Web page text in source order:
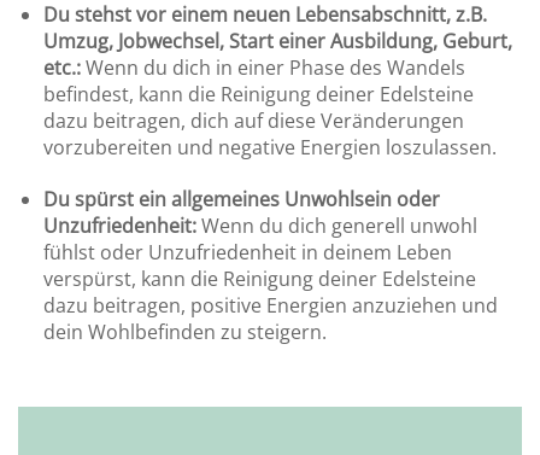
Du stehst vor einem neuen Lebensabschnitt, z.B.
Umzug, Jobwechsel, Start einer Ausbildung, Geburt,
etc.:Wenn du dich in einer Phase des Wandels
befindest, kann die Reinigung deiner Edelsteine
dazu beitragen, dich auf diese Veränderungen
vorzubereiten und negative Energien loszulassen.
Du spürst ein allgemeines Unwohlsein oder
Unzufriedenheit:Wenn du dich generell unwohl
fühlst oder Unzufriedenheit in deinem Leben
verspürst, kann die Reinigung deiner Edelsteine
dazu beitragen, positive Energien anzuziehen und
dein Wohlbefinden zu steigern.